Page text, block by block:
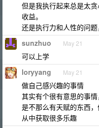
但是我执行起来总是太
收益。
还是执行力和人性的问题
sunzhuo May 21
可以上学
loryyang May 21
做自己感兴趣的事情
其实有个很有意思的事
是不那么有天赋的东西
从中获取很多乐趣